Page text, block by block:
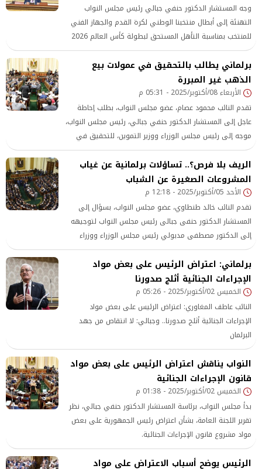
وجه المستشار الدكتور حنفي جبالي رئيس مجلس النواب
التهنئة إلى أبطال منتخبنا الوطني لكرة القدم والجهاز الفني
للمنتخب بمناسبة التأهل المستحق لبطولة كأس العالم 2026
برلماني يطالب بالتحقيق في عمولات بيع
الذهب غير المبررة
الأربعاء 08/أكتوبر/2025 - 05:31 م
تقدم النائب محمود عصام، عضو مجلس النواب، بطلب إحاطة
عاجل إلى المستشار الدكتور حنفي جبالي، رئيس مجلس النواب،
موجه إلى رئيس مجلس الوزراء ووزير التموين، للتحقيق في
عمولات بيع الذهب غير المبررة التي يفرضها بعض تجار الذهب
على المواطنين عند بيعهم المشغولات الذهبية، والتي تتراوح
بين 2% إلى 5% من قيمة المشغولات.
الريف بلا فرص؟.. تساؤلات برلمانية عن غياب
المشروعات الصغيرة عن الشباب
الأحد 05/أكتوبر/2025 - 12:18 م
تقدم النائب خالد طنطاوي، عضو مجلس النواب، بسؤال إلى
المستشار الدكتور حنفى جبالى رئيس مجلس النواب لتوجيهه
إلى الدكتور مصطفى مدبولي رئيس مجلس الوزراء ووزراء
الصناعة والنقل والتخطيط والتنمية الاقتصادية والتعاون الدولى
والمالية والتنمية المحلية
برلماني: اعتراض الرئيس على بعض مواد
الإجراءات الجنائية أثلج صدورنا
الخميس 02/أكتوبر/2025 - 05:26 م
النائب عاطف المغاوري: اعتراض الرئيس على بعض مواد
الإجراءات الجنائية أثلج صدورنا.. وجبالي: لا انتقاص من جهد
البرلمان
النواب يناقش اعتراض الرئيس على بعض مواد
قانون الإجراءات الجنائية
الخميس 02/أكتوبر/2025 - 01:38 م
بدأ مجلس النواب، برئاسة المستشار الدكتور حنفي جبالي، نظر
تقرير اللجنة العامة، بشأن اعتراض رئيس الجمهورية على بعض
مواد مشروع قانون الإجراءات الجنائية.
الرئيس يوضح أسباب الاعتراض على مواد